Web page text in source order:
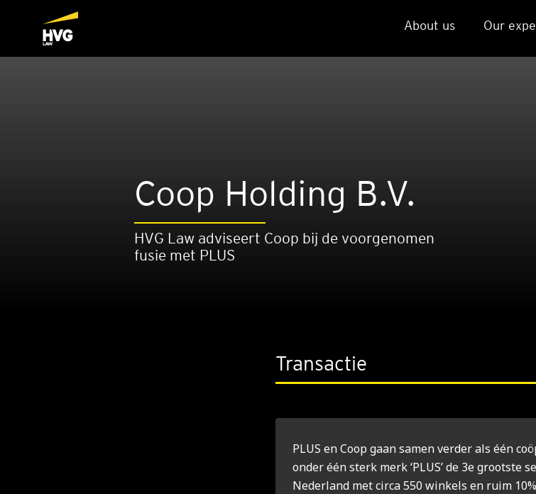
About us Our
Coop Hol­ding B.V.
HVG Law adviseert Coop bij de voorgenomen
fusie met PLUS
Transactie
PLUS en Coop gaan samen verder als één
onder één sterk merk ‘PLUS’ de 3e grootste
Nederland met circa 550 winkels en ruim